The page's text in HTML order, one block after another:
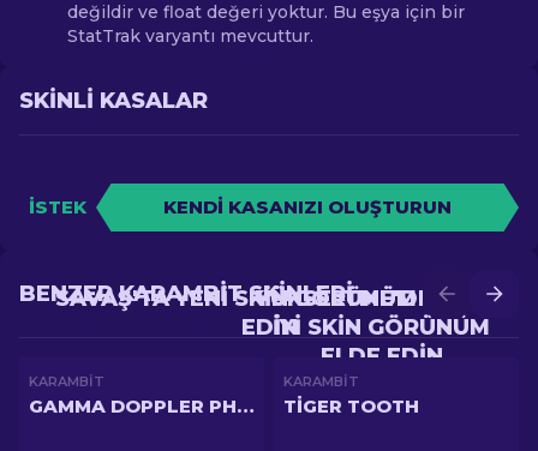
değildir ve float değeri yoktur. Bu eşya için bir
StatTrak varyantı mevcuttur.
SKINLI KASALAR
İSTEK KENDI KASANIZI OLUŞTURUN
YÜKSELTME'DE DAHA
IYI SKIN GÖRÜNÜM
ELDE EDIN
SAVAŞ'TA YENI SKIN GÖRÜNÜM ELDE
EDIN
BENZER KARAMBIT SKINLERI
KARAMBIT
GAMMA DOPPLER PHASE 1
KARAMBIT
TIGER TOOTH